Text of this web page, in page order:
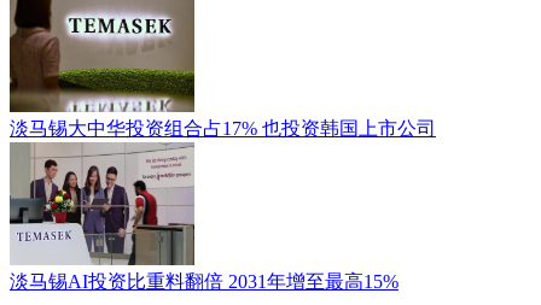
淡马锡大中华投资组合占17% 也投资韩国上市公司
淡马锡AI投资比重料翻倍 2031年增至最高15%